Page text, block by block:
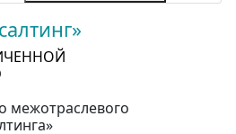
межотраслевого